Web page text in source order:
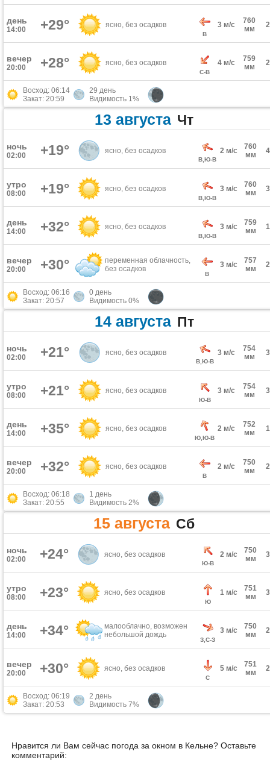
день
14:00 +29° ясно, без осадков
В
3 м/с
760
мм
вечер
20:00 +28° ясно, без осадков
С-В
4 м/с
759
мм
Восход: 06:14
Закат: 20:59
29 день
Видимость 1%
13 августа Чт
ночь
02:00 +19° ясно, без осадков
В,Ю-В
2 м/с
760
мм
утро
08:00 +19° ясно, без осадков
В,Ю-В
3 м/с
760
мм
день
14:00 +32° ясно, без осадков
В,Ю-В
3 м/с
759
мм
вечер
20:00 +30°
переменная облачность,
без осадков
В
3 м/с
757
мм
Восход: 06:16
Закат: 20:57
0 день
Видимость 0%
14 августа Пт
ночь
02:00 +21° ясно, без осадков
В,Ю-В
3 м/с
754
мм
утро
08:00 +21° ясно, без осадков
Ю-В
3 м/с
754
мм
день
14:00 +35° ясно, без осадков
Ю,Ю-В
2 м/с
752
мм
вечер
20:00 +32° ясно, без осадков
В
2 м/с
750
мм
Восход: 06:18
Закат: 20:55
1 день
Видимость 2%
15 августа Сб
ночь
02:00 +24° ясно, без осадков
Ю-В
2 м/с
750
мм
утро
08:00 +23° ясно, без осадков
Ю
1 м/с
751
мм
день
14:00 +34°
малооблачно, возможен
небольшой дождь
З,С-З
3 м/с
750
мм
вечер
20:00 +30° ясно, без осадков
С
5 м/с
751
мм
Восход: 06:19
Закат: 20:53
2 день
Видимость 7%
Нравится ли Вам сейчас погода за окном в Кельне? Оставьте
комментарий: